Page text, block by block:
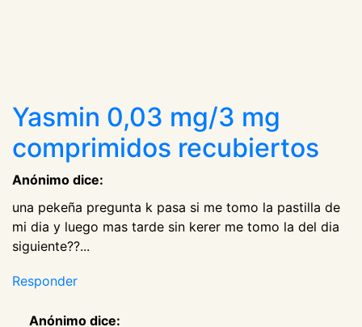
Yasmin 0,03 mg/3 mg
comprimidos recubiertos
Anónimo dice:
una pekeña pregunta k pasa si me tomo la pastilla de
mi dia y luego mas tarde sin kerer me tomo la del dia
siguiente??...
Responder
Anónimo dice: